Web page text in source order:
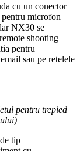
cu un conector
microfon
NX30 se
shooting
pentru
sau pe retelele
pentru trepied
tip